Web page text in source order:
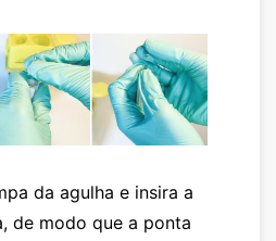
da agulha e insira a
de modo que a ponta